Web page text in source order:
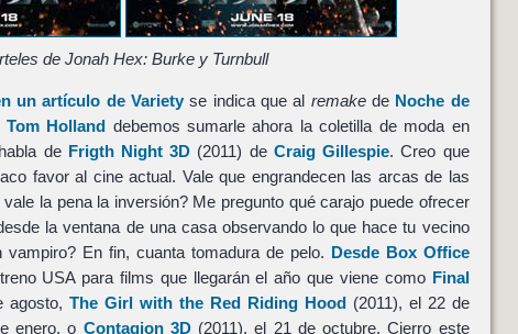
de Jonah Hex: Burke y Turnbull
un artículo de Variety se indica que al remakede Noche de
Tom Holland debemos sumarle ahora la coletilla de moda en
de Frigth Night 3D (2011) de Craig Gillespie. Creo que
favor al cine actual. Vale que engrandecen las arcas de las
la pena la inversión? Me pregunto qué carajo puede ofrecer
la ventana de una casa observando lo que hace tu vecino
En fin, cuanta tomadura de pelo. Desde Box Office
USA para films que llegarán el año que viene como Final
agosto,The Girl with the Red Riding Hood(2011), el 22 de
enero, o Contagion 3D(2011), el 21 de octubre. Cierro este